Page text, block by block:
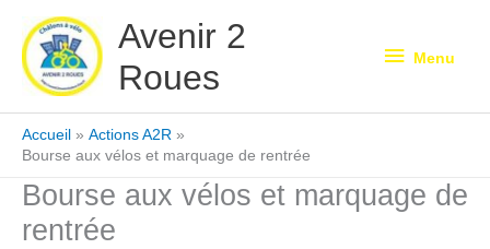
contenu
Avenir 2
Roues
Menu
Menu
Accueil
Actions A2R
Bourse aux vélos et marquage de rentrée
Bourse aux vélos et marquage de
rentrée